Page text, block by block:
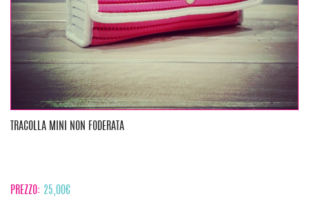
TRACOLLA MINI NON FODERATA
PREZZO: 25,00€